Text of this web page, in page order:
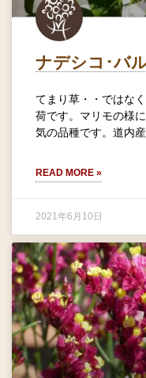
ナデシコ･バ
てまり草・・ではな
荷です。マリモの様
気の品種です。道内産
READ MORE »
2021年6月10日